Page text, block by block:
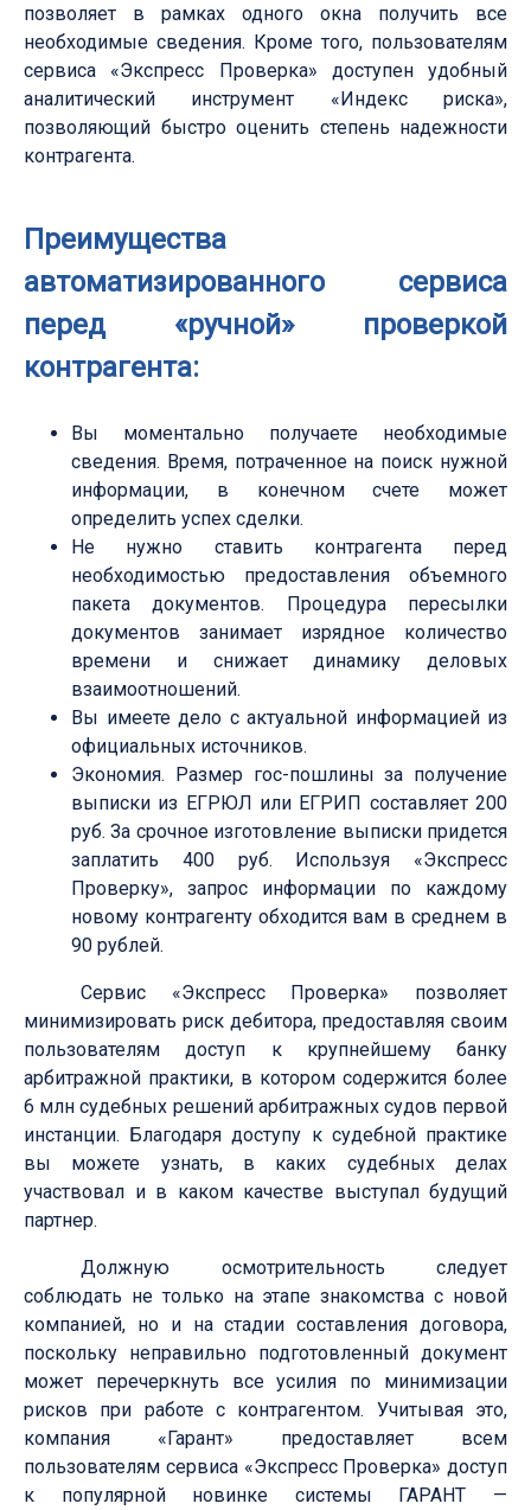
позволяет в рамках одного окна получить все
необходимые сведения. Кроме того, пользователям
сервиса «Экспресс Проверка» доступен удобный
аналитический инструмент «Индекс риска»,
позволяющий быстро оценить степень надежности
контрагента.
Преимущества
автоматизированного сервиса
перед «ручной» проверкой
контрагента:
Вы моментально получаете необходимые
сведения. Время, потраченное на поиск нужной
информации, в конечном счете может
определить успех сделки.
Не нужно ставить контрагента перед
необходимостью предоставления объемного
пакета документов. Процедура пересылки
документов занимает изрядное количество
времени и снижает динамику деловых
взаимоотношений.
Вы имеете дело с актуальной информацией из
официальных источников.
Экономия. Размер гос-пошлины за получение
выписки из ЕГРЮЛ или ЕГРИП составляет 200
руб. За срочное изготовление выписки придется
заплатить 400 руб. Используя «Экспресс
Проверку», запрос информации по каждому
новому контрагенту обходится вам в среднем в
90 рублей.
Сервис «Экспресс Проверка» позволяет
минимизировать риск дебитора, предоставляя своим
пользователям доступ к крупнейшему банку
арбитражной практики, в котором содержится более
6 млн судебных решений арбитражных судов первой
инстанции. Благодаря доступу к судебной практике
вы можете узнать, в каких судебных делах
участвовал и в каком качестве выступал будущий
партнер.
Должную осмотрительность следует
соблюдать не только на этапе знакомства с новой
компанией, но и на стадии составления договора,
поскольку неправильно подготовленный документ
может перечеркнуть все усилия по минимизации
рисков при работе с контрагентом. Учитывая это,
компания «Гарант» предоставляет всем
пользователям сервиса «Экспресс Проверка» доступ
к популярной новинке системы ГАРАНТ —